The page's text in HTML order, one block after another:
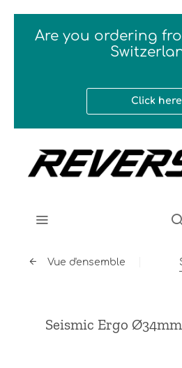
Are you ordering
Click here
Vue d'ensemble
Seismic Ergo